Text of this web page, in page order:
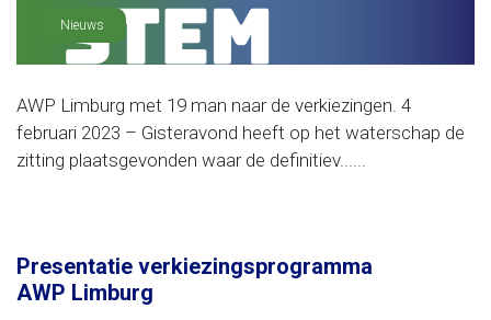
Nieuws
AWP Limburg met 19 man naar de verkiezingen. 4
februari 2023 – Gisteravond heeft op het waterschap de
zitting plaatsgevonden waar de definitiev......
Presentatie verkiezingsprogramma
AWP Limburg